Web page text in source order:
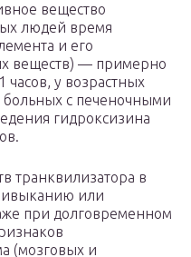
вещество
людей время
и его
веществ) — примерно
часов, у возрастных
больных с печеночными
гидроксизина
транквилизатора в
или
при долговременном
(мозговых и